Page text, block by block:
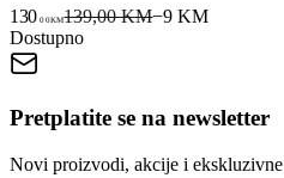
130 00KM139,00 KM−9 KM
Dostupno
Pretplatite se na newsletter
Novi proizvodi, akcije i